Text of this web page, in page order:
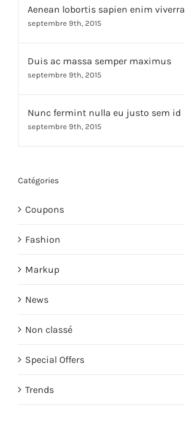
Aenean lobortis sapien enim viverra
septembre 9th, 2015
Duis ac massa semper maximus
septembre 9th, 2015
Nunc fermint nulla eu justo sem id
septembre 9th, 2015
Catégories
Coupons
Fashion
Markup
News
Non classé
Special Offers
Trends